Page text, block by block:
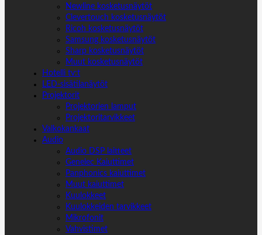
Newline kosketusnäytöt
Clevertouch kosketusnäytöt
Ricoh kosketusnäytöt
Samsung kosketusnäytöt
Sharp kosketusnäytöt
Muut kosketusnäytöt
Hotelli tv:t
LED-sisätilanäytöt
Projektorit
Projektorien lamput
Projektoritarvikkeet
Valkokankaat
Audio
Audio DSP laitteet
Genelec Kaiuttimet
Panphonics kaiuttimet
Muut kaiuttimet
Kuulokkeet
Kuulokkeiden tarvikkeet
Mikrofonit
Vahvistimet